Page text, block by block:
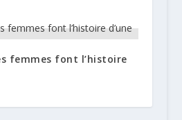
femmes font l’histoire